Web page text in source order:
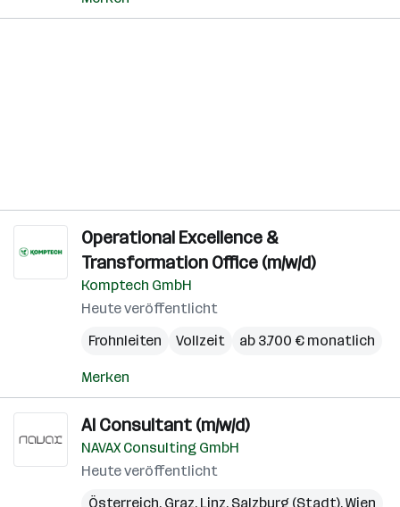
Operational Excellence &
Transformation Office (m/w/d)
Komptech GmbH
Heute veröffentlicht
Frohnleiten
Vollzeit ab 3.700 € monatlich
Merken
AI Consultant (m/w/d)
NAVAX Consulting GmbH
Heute veröffentlicht
Österreich, Graz, Linz, Salzburg (Stadt),Wien